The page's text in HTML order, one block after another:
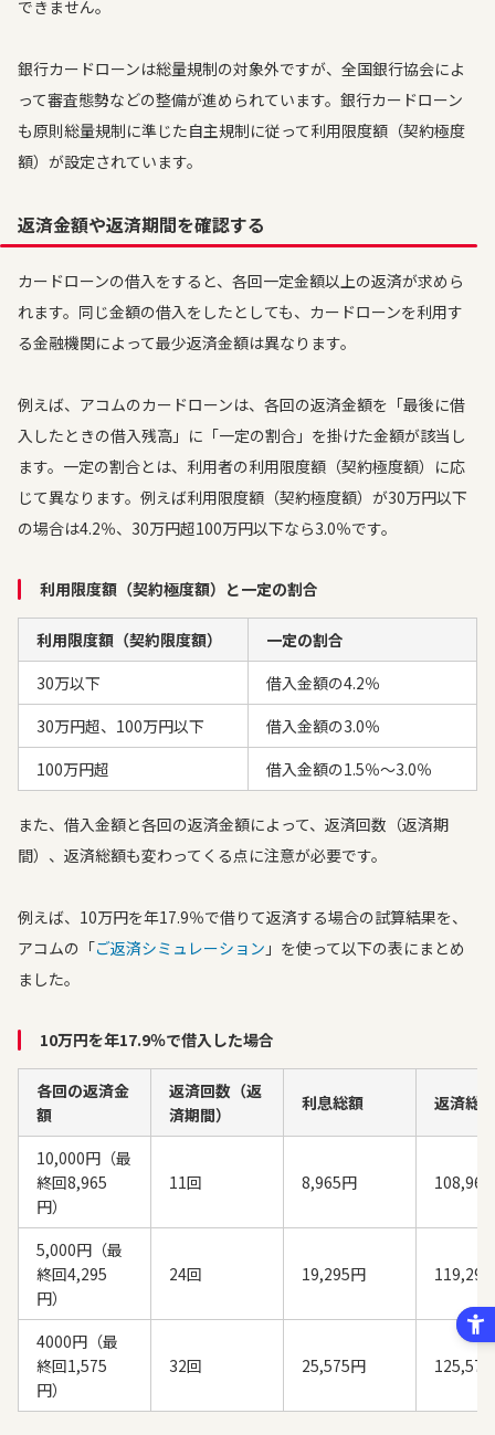
できません。
銀行カードローンは総量規制の対象外ですが、全国銀行協会によ
って審査態勢などの整備が進められています。銀行カードローン
も原則総量規制に準じた自主規制に従って利用限度額（契約極度
額）が設定されています。
返済金額や返済期間を確認する
カードローンの借入をすると、各回一定金額以上の返済が求めら
れます。同じ金額の借入をしたとしても、カードローンを利用す
る金融機関によって最少返済金額は異なります。
例えば、アコムのカードローンは、各回の返済金額を「最後に借
入したときの借入残高」に「一定の割合」を掛けた金額が該当し
ます。一定の割合とは、利用者の利用限度額（契約極度額）に応
じて異なります。例えば利用限度額（契約極度額）が30万円以下
の場合は4.2％、30万円超100万円以下なら3.0％です。
利用限度額（契約極度額）と一定の割合
利用限度額（契約限度額）
一定の割合
30万以下
借入金額の4.2％
30万円超、100万円以下
借入金額の3.0％
100万円超
借入金額の1.5％～3.0％
また、借入金額と各回の返済金額によって、返済回数（返済期
間）、返済総額も変わってくる点に注意が必要です。
例えば、10万円を年17.9％で借りて返済する場合の試算結果を、
アコムの「ご返済シミュレーション 」を使って以下の表にまとめ
ました。
10万円を年17.9％で借入した場合
各回の返済金
額
返済回数（返
済期間）
利息総額 返済総額
10,000円（最
終回8,965
円）
11回 8,965円
5,000円（最
終回4,295
円）
24回 19,295円
4000円（最
終回1,575
円）
32回 25,575円